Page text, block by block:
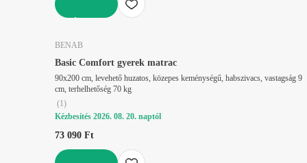
BENAB
Basic Comfort gyerek matrac
90x200 cm, levehető huzatos, közepes keménységű, habszivacs, vastagság 9
cm, terhelhetőség 70 kg
(1)
Kézbesítés 2026. 08. 20. naptól
73 090 Ft